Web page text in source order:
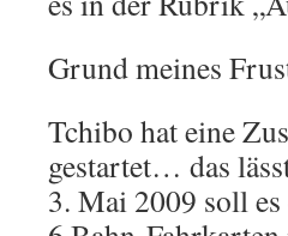
Grund meines
Tchibo hat eine
gestartet… das
3. Mai 2009 soll